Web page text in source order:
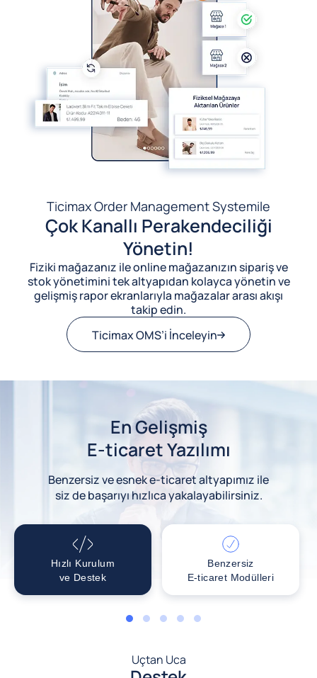
Ticimax Order Management Systemile
Çok Kanallı Perakendeciliği
Yönetin!
Fiziki mağazanız ile online mağazanızın sipariş ve
stok yönetimini tek altyapıdan kolayca yönetin ve
gelişmiş rapor ekranlarıyla mağazalar arası akışı
takip edin.
Ticimax OMS’i İnceleyin
En Gelişmiş
E-ticaret Yazılımı
Benzersiz ve esnek e-ticaret altyapımız ile
siz de başarıyı hızlıca yakalayabilirsiniz.
Hızlı Kurulum
ve Destek
Benzersiz
E-ticaret Modülleri
1 2 3 4 5
Uçtan Uca